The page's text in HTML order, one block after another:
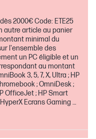
2000€ Code: ETE25
autre article au panier
l'ensemble des
un PC éligible et un
au montant
; OmniDesk ;
OfficeJet ; HP Smart
Ecrans Gaming et